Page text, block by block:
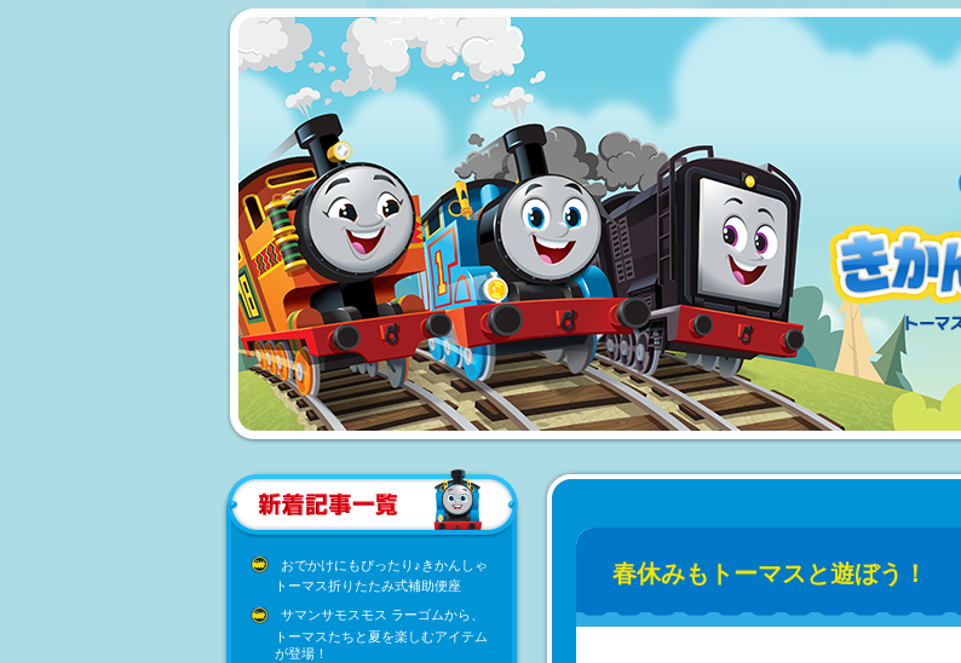
おでかけにもぴったり♪きかんしゃ
トーマス折りたたみ式補助便座
サマンサモスモス ラーゴムから、
トーマスたちと夏を楽しむアイテム
が登場！
春休みもトーマスと遊ぼう！